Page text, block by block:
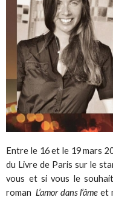
Entre le 16 et le 19 mars
du Livre de Paris sur le
vous et si vous le
romanL’amor dans l’âme et